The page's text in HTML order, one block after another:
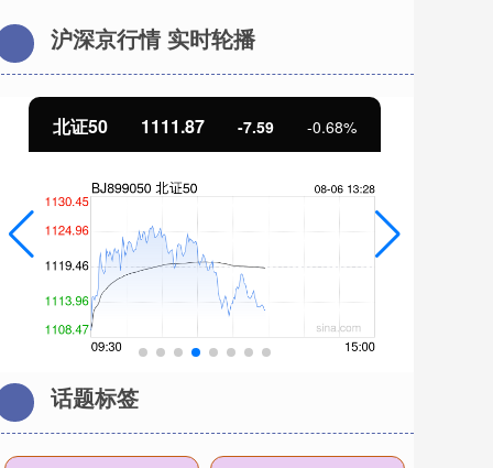
沪深京行情 实时轮播
北证50 1111.87 -7.59 -0.68%
话题标签